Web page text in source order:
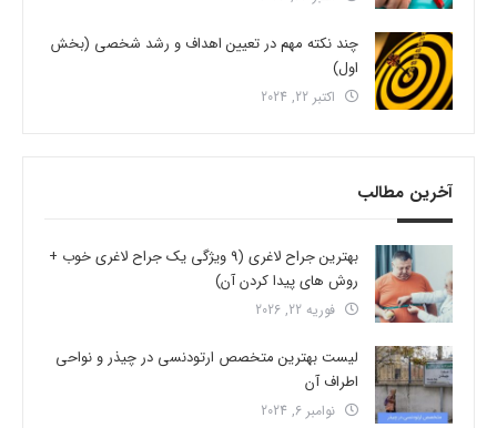
چند نکته مهم در تعیین اهداف و رشد شخصی (بخش
اول)
اکتبر 22, 2024
آخرین مطالب
بهترین جراح لاغری (9 ویژگی یک جراح لاغری خوب +
روش های پیدا کردن آن)
فوریه 22, 2026
لیست بهترین متخصص ارتودنسی در چیذر و نواحی
اطراف آن
نوامبر 6, 2024